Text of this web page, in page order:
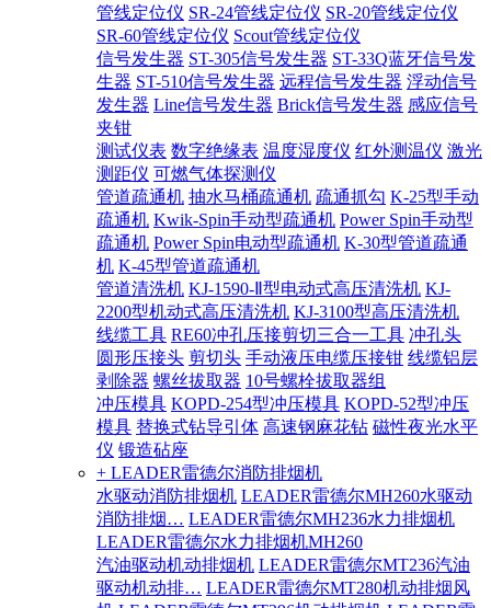
管线定位仪 SR-24管线定位仪 SR-20管线定位仪
SR-60管线定位仪 Scout管线定位仪
信号发生器 ST-305信号发生器 ST-33Q蓝牙信号发
生器 ST-510信号发生器 远程信号发生器 浮动信号
发生器 Line信号发生器 Brick信号发生器 感应信号
夹钳
测试仪表 数字绝缘表 温度湿度仪 红外测温仪 激光
测距仪 可燃气体探测仪
管道疏通机 抽水马桶疏通机 疏通抓勾 K-25型手动
疏通机 Kwik-Spin手动型疏通机 Power Spin手动型
疏通机 Power Spin电动型疏通机 K-30型管道疏通
机 K-45型管道疏通机
管道清洗机 KJ-1590-Ⅱ型电动式高压清洗机 KJ-
2200型机动式高压清洗机 KJ-3100型高压清洗机
线缆工具 RE60冲孔压接剪切三合一工具 冲孔头
圆形压接头 剪切头 手动液压电缆压接钳 线缆铝层
剥除器 螺丝拔取器 10号螺栓拔取器组
冲压模具 KOPD-254型冲压模具 KOPD-52型冲压
模具 替换式钻导引体 高速钢麻花钻 磁性夜光水平
仪 锻造砧座
+ LEADER雷德尔消防排烟机
水驱动消防排烟机 LEADER雷德尔MH260水驱动
消防排烟… LEADER雷德尔MH236水力排烟机
LEADER雷德尔水力排烟机MH260
汽油驱动机动排烟机 LEADER雷德尔MT236汽油
驱动机动排… LEADER雷德尔MT280机动排烟风